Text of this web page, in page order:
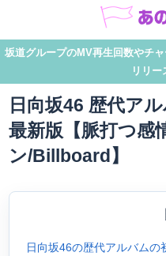
坂道グループのMV再生回数やチ
リリー
日向坂46 歴代ア
最新版【脈打つ感
ン/Billboard】
日向坂46の歴代アルバム